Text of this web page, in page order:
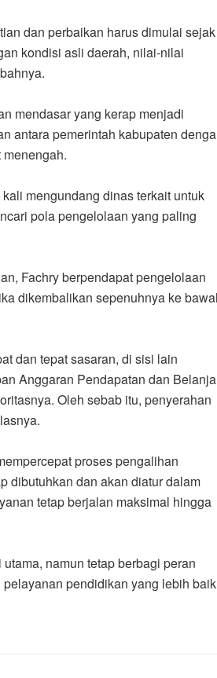
dan perbaikan harus dimulai sejak
kondisi asli daerah, nilai-nilai
mendasar yang kerap menjadi
antara pemerintah kabupaten
mengundang dinas terkait untuk
pola pengelolaan yang paling
Fachry berpendapat pengelolaan
dikembalikan sepenuhnya ke
dan tepat sasaran, di sisi lain
Anggaran Pendapatan dan Belanja
Oleh sebab itu, penyerahan
proses pengalihan
dibutuhkan dan akan diatur dalam
tetap berjalan maksimal hingga
namun tetap berbagi peran
pendidikan yang lebih baik